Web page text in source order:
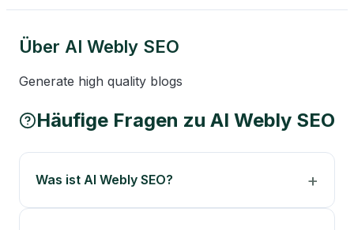
Über AI Webly SEO
Generate high quality blogs
Häufige Fragen zu AI Webly SEO
Was ist AI Webly SEO?